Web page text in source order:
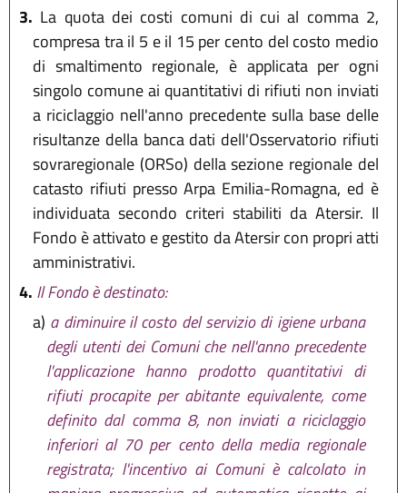
3. La quota dei costi comuni di cui al comma 2,
compresa tra il 5 e il 15 per cento del costo medio
di smaltimento regionale, è applicata per ogni
singolo comune ai quantitativi di rifiuti non inviati
a riciclaggio nell'anno precedente sulla base delle
risultanze della banca dati dell'Osservatorio rifiuti
sovraregionale (ORSo) della sezione regionale del
catasto rifiuti presso Arpa Emilia-Romagna, ed è
individuata secondo criteri stabiliti da Atersir. Il
Fondo è attivato e gestito da Atersir con propri atti
amministrativi.
4. Il Fondo è destinato:
a) a diminuire il costo del servizio di igiene urbana
degli utenti dei Comuni che nell'anno precedente
l'applicazione hanno prodotto quantitativi di
rifiuti procapite per abitante equivalente, come
definito dal comma 8, non inviati a riciclaggio
inferiori al 70 per cento della media regionale
registrata; l'incentivo ai Comuni è calcolato in